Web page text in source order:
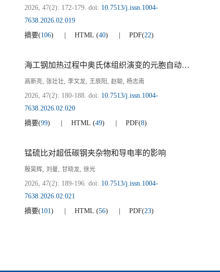
2026, 47(2): 172-179. doi: 10.7513/j.issn.1004-
7638.2026.02.019
摘要(106) HTML (40) PDF(22)
海工钢加热过程中奥氏体组织演变的元胞自动机模拟
高新亮, 张壮壮, 李文龙, 王辰阳 , 赵聪, 杨志南
2026, 47(2): 180-188. doi: 10.7513/j.issn.1004-
7638.2026.02.020
摘要(99) HTML (49) PDF(8)
锰硫比对超低碳钢夹杂物和导电率的影响
殷昊辉, 刘曼, 甘晓龙, 徐光
2026, 47(2): 189-196. doi: 10.7513/j.issn.1004-
7638.2026.02.021
摘要(101) HTML (56) PDF(23)